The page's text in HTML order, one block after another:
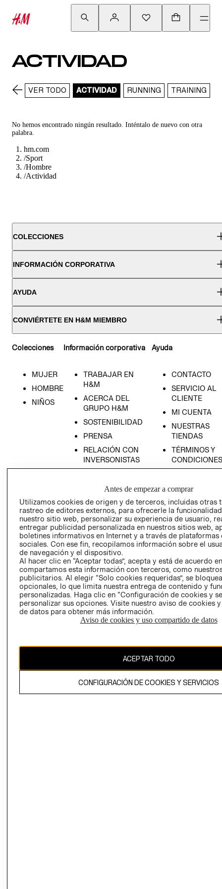
ACTIVIDAD
VER TODO ACTIVIDAD RUNNING TRAINING
No hemos encontrado ningún resultado. Inténtalo de nuevo con otra
palabra.
hm.com
/Sport
/Hombre
/Actividad
COLECCIONES
INFORMACIÓN CORPORATIVA
AYUDA
CONVIÉRTETE EN H&M MIEMBRO
Colecciones
MUJER
HOMBRE
NIÑOS
Información corporativa
TRABAJAR EN
H&M
ACERCA DEL
GRUPO H&M
SOSTENIBILIDAD
PRENSA
RELACIÓN CON
INVERSONISTAS
Ayuda
CONTACTO
SERVICIO AL
CLIENTE
MI CUENTA
NUESTRAS
TIENDAS
TÉRMINOS Y
CONDICIONES
GIFT CARD
AVISO DE
COOKIES
LIBRO DE
Ecuador ($)
propiedad de H&M Hennes & Mauritz AB.
Antes de empezar a comprar
Utilizamos cookies de origen y de terceros, incluidas otras
rastreo de editores externos, para ofrecerle la
nuestro sitio web, personalizar su experiencia de usuario,
entregar publicidad personalizada en nuestros sitios web,
boletines informativos en Internet y a través de plataformas
sociales. Con ese fin, recopilamos información sobre el
de navegación y el dispositivo.
Al hacer clic en “Aceptar todas”, acepta y está de acuerdo
compartamos esta información con terceros, como
publicitarios. Al elegir “Solo cookies requeridas”, se
opcionales, lo que limita nuestra entrega de contenido y
personalizadas. Haga clic en “Configuración de cookies y
personalizar sus opciones. Visite nuestro aviso de cookies
de datos para obtener más información.
Aviso de cookies y uso compartido de datos
ACEPTAR TODO
CONFIGURACIÓN DE COOKIES Y SERVICIOS